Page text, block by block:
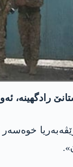
رادگهینە،
رێڤەبەریا